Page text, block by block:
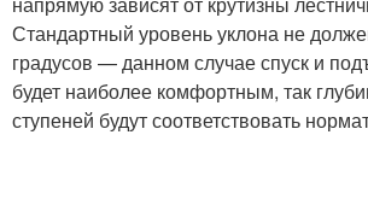
Стандартный уровень уклона не
градусов — данном случае спуск и
будет наиболее комфортным, так
ступеней будут соответствовать